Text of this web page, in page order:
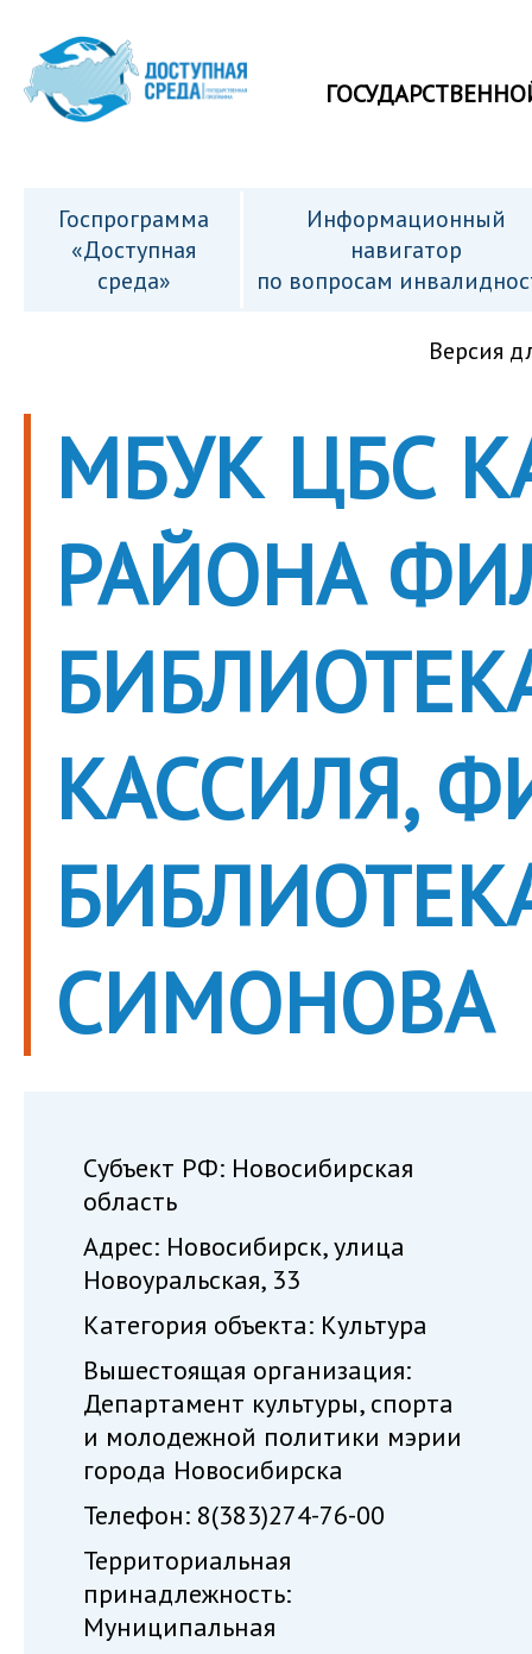
Госпрограмма
«Доступная
среда»
Информационный
навигатор
по вопросам
Версия
МБУК ЦБС
РАЙОНА
КАССИЛЯ,
СИМОНОВА
Субъект РФ: Новосибирская
область
Адрес: Новосибирск, улица
Новоуральская, 33
Категория объекта: Культура
Вышестоящая организация:
Департамент культуры, спорта
и молодежной политики мэрии
города Новосибирска
Телефон: 8(383)274-76-00
Территориальная
принадлежность:
Муниципальная